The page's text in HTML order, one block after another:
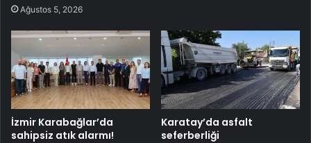
Ağustos 5, 2026
İzmir Karabağlar’da
sahipsiz atık alarmı!
Karatay’da asfalt
seferberliği